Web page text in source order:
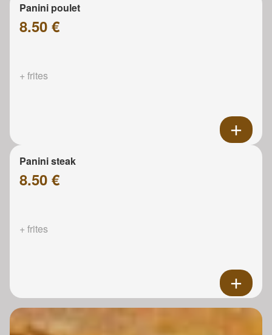
Panini poulet
8.50 €
+ frites
Panini steak
8.50 €
+ frites